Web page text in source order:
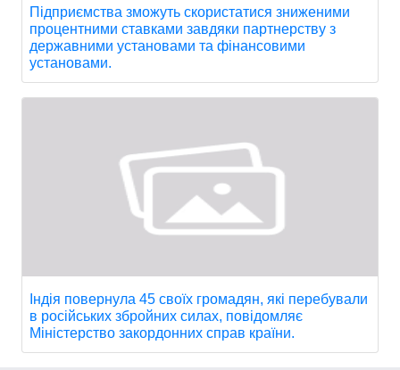
Підприємства зможуть скористатися зниженими
процентними ставками завдяки партнерству з
державними установами та фінансовими
установами.
Індія повернула 45 своїх громадян, які перебували
в російських збройних силах, повідомляє
Міністерство закордонних справ країни.